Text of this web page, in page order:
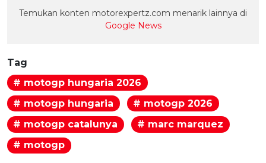
Temukan konten motorexpertz.com menarik lainnya di
Google News
Tag
# motogp hungaria 2026
# motogp hungaria
# motogp 2026
# motogp catalunya
# marc marquez
# motogp